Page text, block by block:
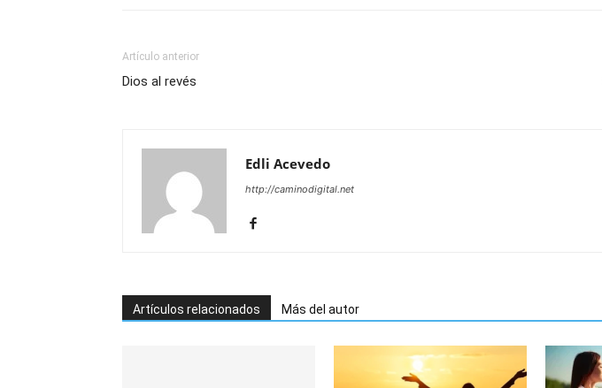
Artículo anterior
Dios al revés
Edli Acevedo
http://caminodigital.net
Artículos relacionados Más del autor